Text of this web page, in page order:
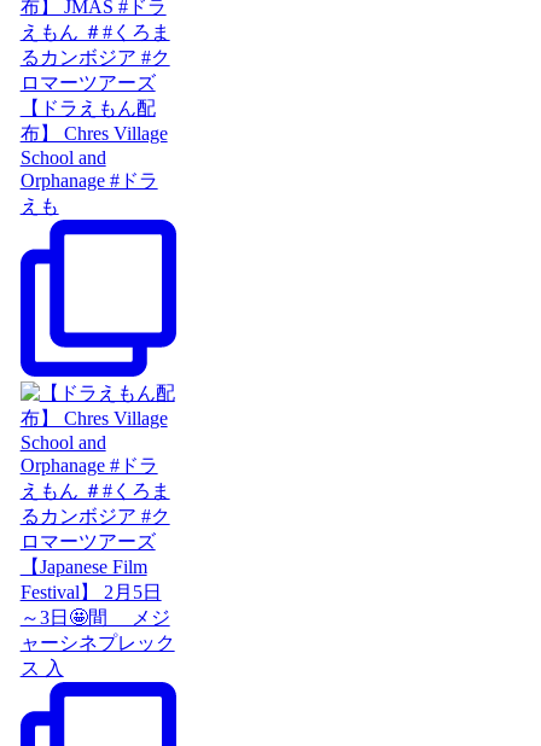
【ドラえもん配
布】 Chres Village
School and
Orphanage #ドラ
えも
【Japanese Film
Festival】 2月5日
～3日🤩間 メジ
ャーシネプレック
ス 入